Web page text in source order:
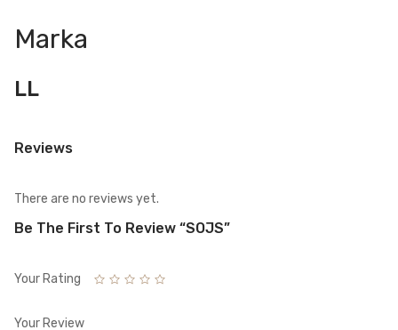
Marka
LL
Reviews
There are no reviews yet.
Be The First To Review “SOJS”
Your Rating
Your Review